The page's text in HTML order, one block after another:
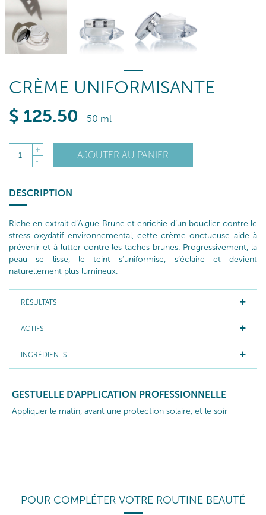
CRÈME UNIFORMISANTE
$ 125.50 50 ml
1
+
-
AJOUTER AU PANIER
DESCRIPTION
Riche en extrait d’Algue Brune et enrichie d’un bouclier contre le
stress oxydatif environnemental, cette crème onctueuse aide à
prévenir et à lutter contre les taches brunes. Progressivement, la
peau se lisse, le teint s’uniformise, s’éclaire et devient
naturellement plus lumineux.
RÉSULTATS
ACTIFS
INGRÉDIENTS
GESTUELLE D'APPLICATION PROFESSIONNELLE
Appliquer le matin, avant une protection solaire, et le soir
POUR COMPLÉTER VOTRE ROUTINE BEAUTÉ